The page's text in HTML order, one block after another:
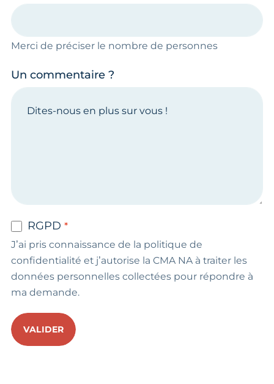
Merci de préciser le nombre de personnes
Un commentaire ?
RGPD
J’ai pris connaissance de la politique de
confidentialité et j’autorise la CMA NA à traiter les
données personnelles collectées pour répondre à
ma demande.
VALIDER